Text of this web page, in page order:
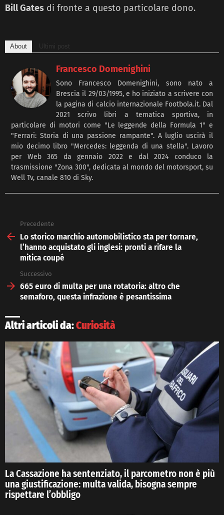
Bill Gates di fronte a questo particolare dono.
About Ultimi post
Francesco Domenighini
Sono Francesco Domenighini, sono nato a
Brescia il 29/03/1995, e ho iniziato a scrivere con
la pagina di calcio internazionale Footbola.it. Dal
2021 scrivo libri a tematica sportiva, in
particolare di motori come "Le leggende della Formula 1" e
"Ferrari: Storia di una passione rampante". A luglio uscirà il
mio decimo libro "Mercedes: leggenda di una stella". Lavoro
per Web 365 da gennaio 2022 e dal 2024 conduco la
trasmissione "Zona 300", dedicata al mondo del motorsport, su
Well Tv, canale 810 di Sky.
more
Precedente
Lo storico marchio automobilistico sta per tornare,
l’hanno acquistato gli inglesi: pronti a rifare la
mitica coupé
Successivo
665 euro di multa per una rotatoria: altro che
semaforo, questa infrazione è pesantissima
Altri articoli da:Curiosità
La Cassazione ha sentenziato, il parcometro non è più
una giustificazione: multa valida, bisogna sempre
rispettare l’obbligo